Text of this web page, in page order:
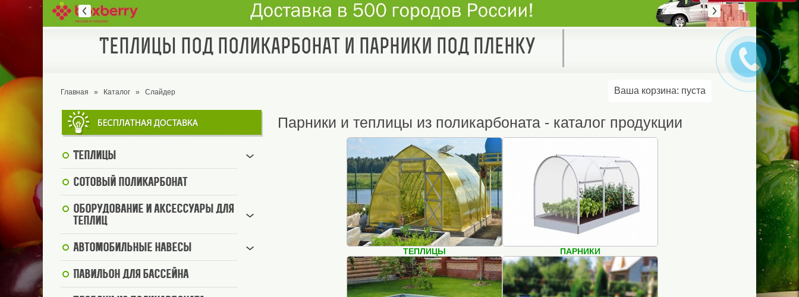
Теплицы под поликарбонат и парники под пленку
Ваша корзина: пуста
Главная » Каталог » Слайдер
Теплицы
Сотовый поликарбонат
Оборудование и аксессуары для
теплиц
Автомобильные навесы
Павильон для бассейна
Парники и теплицы из поликарбоната - каталог продукции
ТЕПЛИЦЫ ПАРНИКИ